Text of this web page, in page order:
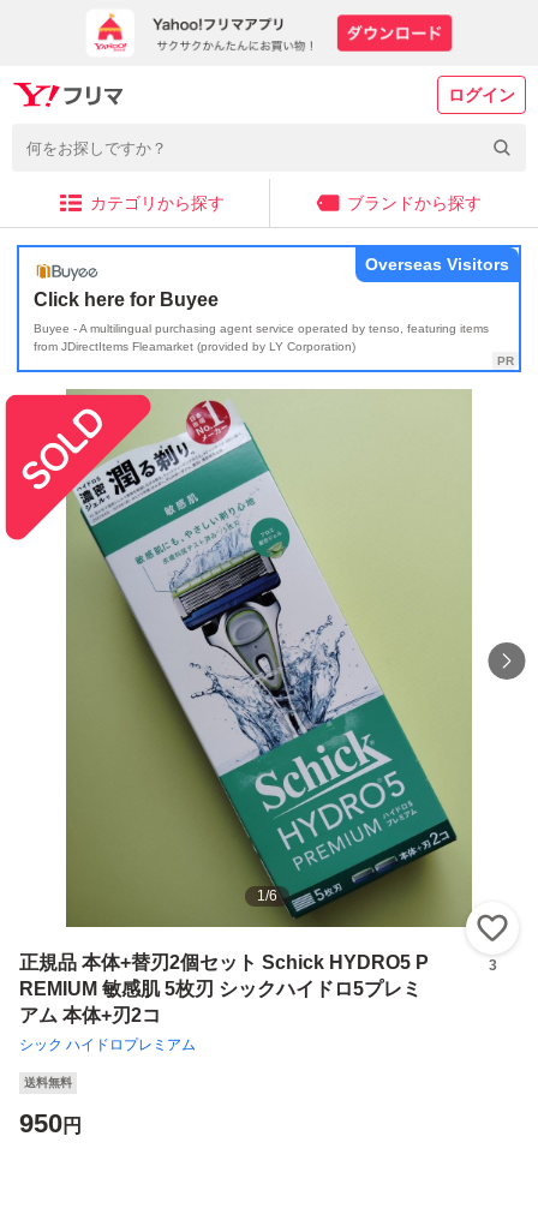
ログイン
カテゴリから探す ブランドから探す
Click here for Buyee
Buyee - A multilingual purchasing agent service operated by tenso, featuring items
from JDirectItems Fleamarket (provided by LY Corporation)
Overseas Visitors
1/6
正規品 本体+替刃2個セット Schick HYDRO5 P
REMIUM 敏感肌 5枚刃 シックハイドロ5プレミ
アム 本体+刃2コ
シック ハイドロプレミアム
3
送料無料
950円